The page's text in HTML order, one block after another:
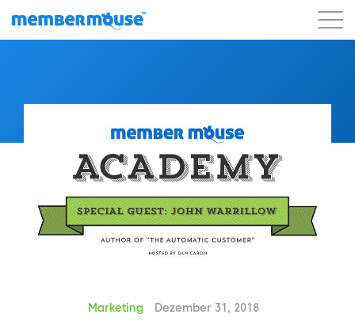
Marketing Dezember 31, 2018